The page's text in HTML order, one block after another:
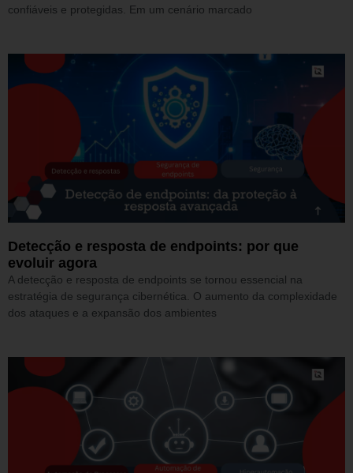
confiáveis e protegidas. Em um cenário marcado
Detecção e resposta de endpoints: por que
evoluir agora
A detecção e resposta de endpoints se tornou essencial na
estratégia de segurança cibernética. O aumento da complexidade
dos ataques e a expansão dos ambientes